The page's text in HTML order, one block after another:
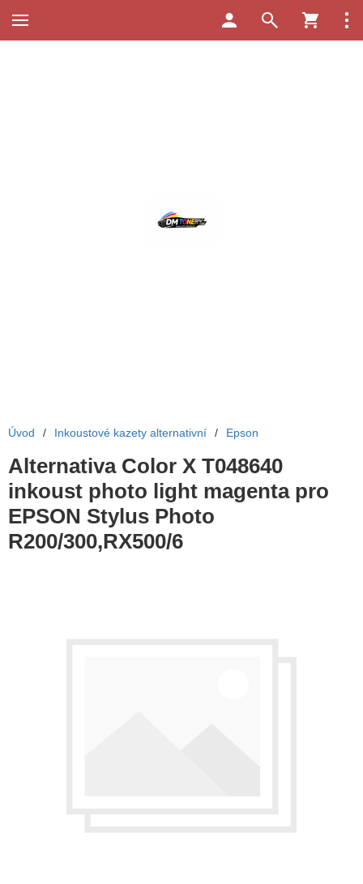
Úvod / Inkoustové kazety alternativní / Epson
Alternativa Color X T048640
inkoust photo light magenta pro
EPSON Stylus Photo
R200/300,RX500/6